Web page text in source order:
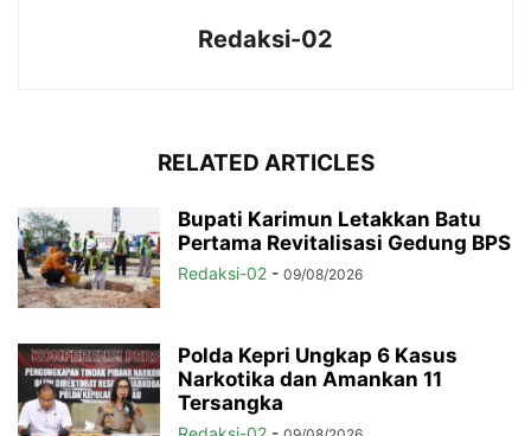
Redaksi-02
RELATED ARTICLES
Bupati Karimun Letakkan Batu
Pertama Revitalisasi Gedung BPS
Redaksi-02 - 09/08/2026
Polda Kepri Ungkap 6 Kasus
Narkotika dan Amankan 11
Tersangka